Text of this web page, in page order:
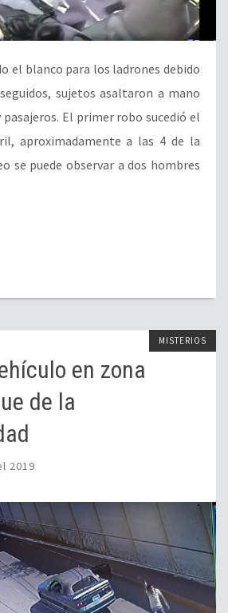
el blanco para los ladrones debido
sujetos asaltaron a mano
El primer robo sucedió el
aproximadamente a las 4 de la
se puede observar a dos hombres
MISTERIOS
en zona
de la
2019